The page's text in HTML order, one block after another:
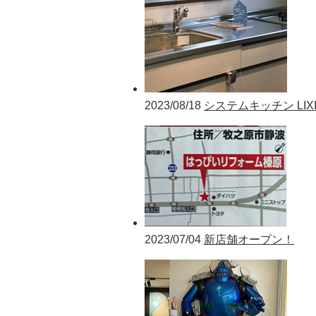
2023/08/18 システムキッチン
2023/07/04 新店舗オープン！